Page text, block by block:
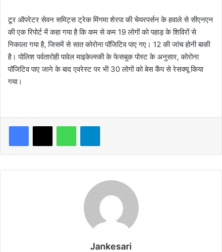
टूर ऑपरेटर सेवन समिट्स ट्रेक मिंगमा शेरपा की चेयरपर्सन के हवाले से सीएनएन
की एक रिपोर्ट में कहा गया है कि कम से कम 19 लोगों को पहाड़ के शिविरों से
निकाला गया है, जिसमें से सात कोरोना पॉजिटिव पाए गए। 12 की जांच होनी बाकी
है। पोलिश पर्वतारोही पावेल माइकेल्स्की के फेसबुक पोस्ट के अनुसार, कोरोना
पॉजिटिव पाए जाने के बाद एवरेस्ट पर भी 30 लोगों को बेस कैंप से रेसक्यू किया
गया।
Jankesari